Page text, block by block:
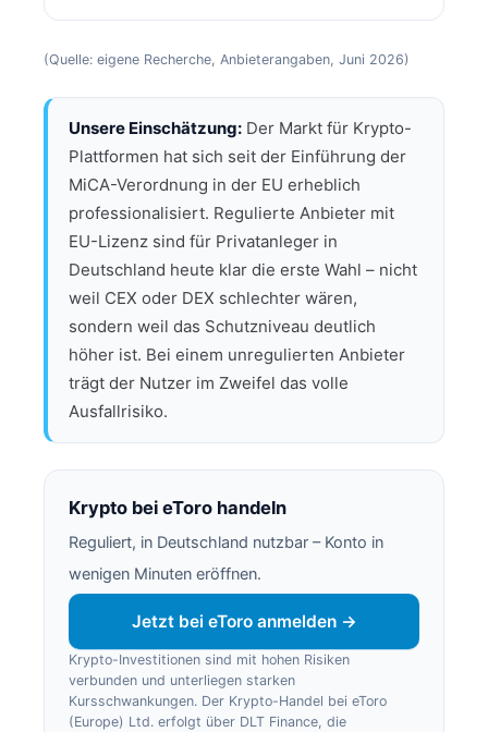
(Quelle: eigene Recherche, Anbieterangaben, Juni 2026)
Unsere Einschätzung: Der Markt für Krypto-
Plattformen hat sich seit der Einführung der
MiCA-Verordnung in der EU erheblich
professionalisiert. Regulierte Anbieter mit
EU-Lizenz sind für Privatanleger in
Deutschland heute klar die erste Wahl – nicht
weil CEX oder DEX schlechter wären,
sondern weil das Schutzniveau deutlich
höher ist. Bei einem unregulierten Anbieter
trägt der Nutzer im Zweifel das volle
Ausfallrisiko.
Krypto bei eToro handeln
Reguliert, in Deutschland nutzbar – Konto in
wenigen Minuten eröffnen.
Jetzt bei eToro anmelden →
Krypto-Investitionen sind mit hohen Risiken
verbunden und unterliegen starken
Kursschwankungen. Der Krypto-Handel bei eToro
(Europe) Ltd. erfolgt über DLT Finance, die